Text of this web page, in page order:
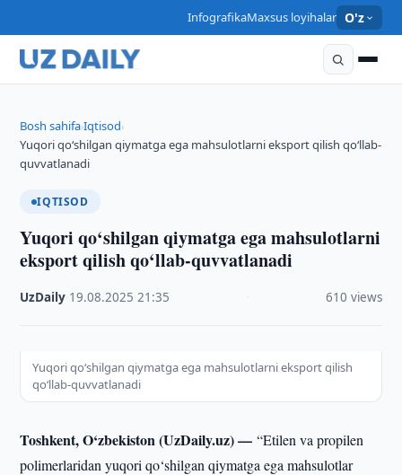
InfografikaMaxsus loyihalar O'z
Bosh sahifa›Iqtisod›
Yuqori qo‘shilgan qiymatga ega mahsulotlarni eksport qilish qo‘llab-
quvvatlanadi
IQTISOD
Yuqori qo‘shilgan qiymatga ega mahsulotlarni
eksport qilish qo‘llab-quvvatlanadi
UzDaily 19.08.2025 ·21:35 610 views
Yuqori qo‘shilgan qiymatga ega mahsulotlarni eksport qilish
qo‘llab-quvvatlanadi
Toshkent, O‘zbekiston (UzDaily.uz) —“Etilen va propilen
polimerlaridan yuqori qo‘shilgan qiymatga ega mahsulotlar